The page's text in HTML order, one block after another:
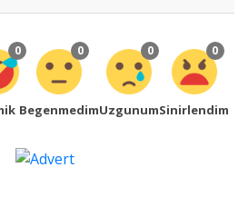
0 0
Begenmedim
0
Uzgunum
0
Sinirlendim